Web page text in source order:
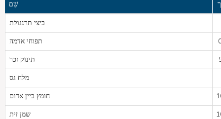
שֵׁם
ביצי תרנגולת
תפוחי אדמה
תינוק זכר
מלח גס
חומץ ביין אדום
שמן זית